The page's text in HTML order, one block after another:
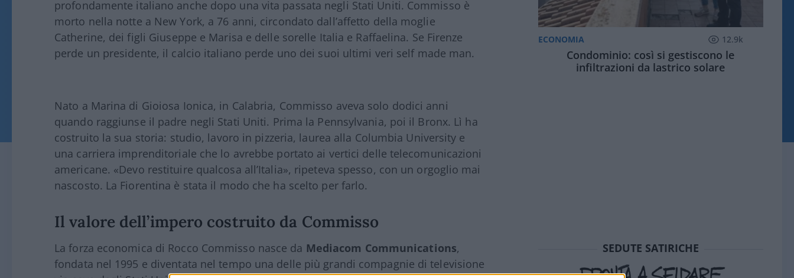
profondamente italiano anche dopo una vita passata negli Stati Uniti. Commisso è
morto nella notte a New York, a 76 anni, circondato dall’affetto della moglie
Catherine, dei figli Giuseppe e Marisa e delle sorelle Italia e Raffaelina. Se Firenze
perde un presidente, il calcio italiano perde uno dei suoi ultimi veri self made man.
Nato a Marina di Gioiosa Ionica, in Calabria, Commisso aveva solo dodici anni
quando raggiunse il padre negli Stati Uniti. Prima la Pennsylvania, poi il Bronx. Lì ha
costruito la sua storia: studio, lavoro in pizzeria, laurea alla Columbia University e
una carriera imprenditoriale che lo avrebbe portato ai vertici delle telecomunicazioni
americane. «Devo restituire qualcosa all’Italia», ripeteva spesso, con un orgoglio mai
nascosto. La Fiorentina è stata il modo che ha scelto per farlo.
Il valore dell’impero costruito da Commisso
La forza economica di Rocco Commisso nasce da Mediacom Communications,
fondata nel 1995 e diventata nel tempo una delle più grandi compagnie di televisione
ECONOMIA 12.9k
Condominio: così si gestiscono le
infiltrazioni da lastrico solare
SEDUTE SATIRICHE